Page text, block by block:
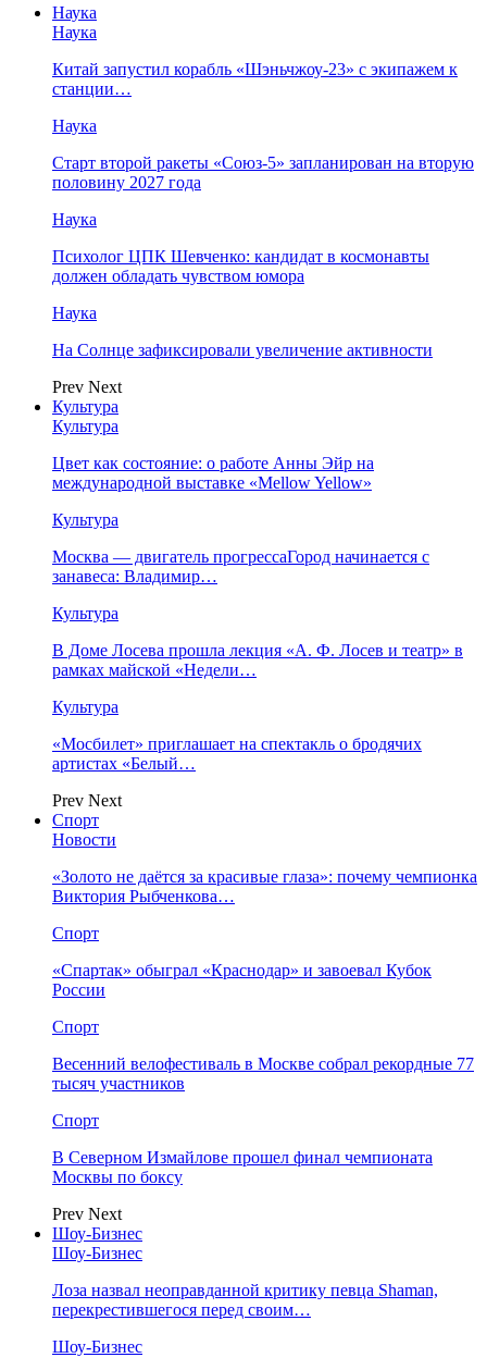
Наука
Наука
Китай запустил корабль «Шэньчжоу-23» с экипажем к
станции…
Наука
Старт второй ракеты «Союз-5» запланирован на вторую
половину 2027 года
Наука
Психолог ЦПК Шевченко: кандидат в космонавты
должен обладать чувством юмора
Наука
На Солнце зафиксировали увеличение активности
Prev Next
Культура
Культура
Цвет как состояние: о работе Анны Эйр на
международной выставке «Mellow Yellow»
Культура
Москва — двигатель прогрессаГород начинается с
занавеса: Владимир…
Культура
В Доме Лосева прошла лекция «А. Ф. Лосев и театр» в
рамках майской «Недели…
Культура
«Мосбилет» приглашает на спектакль о бродячих
артистах «Белый…
Prev Next
Спорт
Новости
«Золото не даётся за красивые глаза»: почему чемпионка
Виктория Рыбченкова…
Спорт
«Спартак» обыграл «Краснодар» и завоевал Кубок
России
Спорт
Весенний велофестиваль в Москве собрал рекордные 77
тысяч участников
Спорт
В Северном Измайлове прошел финал чемпионата
Москвы по боксу
Prev Next
Шоу-Бизнес
Шоу-Бизнес
Лоза назвал неоправданной критику певца Shaman,
перекрестившегося перед своим…
Шоу-Бизнес